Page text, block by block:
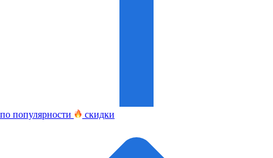
по популярности скидки